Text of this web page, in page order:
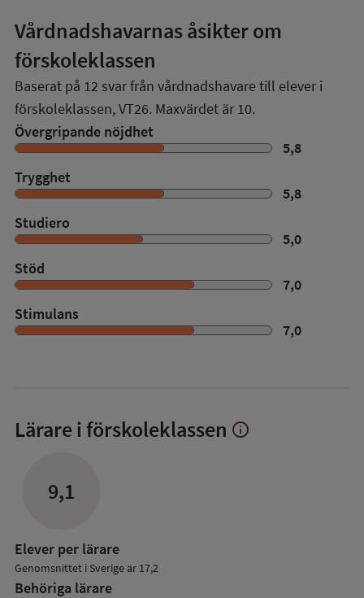
Vårdnadshavarnas åsikter om
förskoleklassen
Baserat på 12 svar från vårdnadshavare till elever i
förskoleklassen,VT26. Maxvärdet är 10.
Övergripande nöjdhet
5,8
Trygghet
5,8
Studiero
5,0
Stöd
7,0
Stimulans
7,0
Lärare i förskoleklassen Visa
info
9,1
Elever per lärare
Genomsnittet i Sverige är 17,2
Behöriga lärare